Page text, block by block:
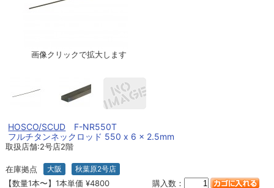
画像クリックで拡大します
HOSCO/SCUD F-NR550T
フルチタンネックロッド 550 x 6 x 2.5mm
取扱店舗:2号店2階
在庫拠点 大阪 秋葉原2号店
【数量1本〜】1本単価 ¥4800 購入数：